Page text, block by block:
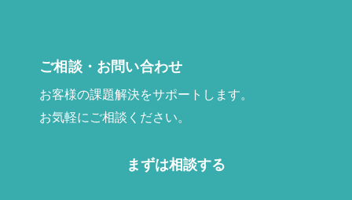
ご相談・お問い合わせ
お客様の課題解決をサポートします。
お気軽にご相談ください。
まずは相談する